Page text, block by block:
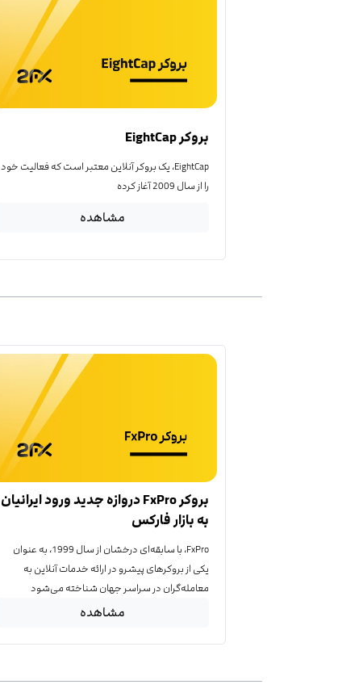
بروکر EightCap
EightCap، یک بروکر آنلاین معتبر است که فعالیت خود
را از سال 2009 آغاز کرده
مشاهده
بروکر FxPro دروازه جدید ورود ایرانیان
به بازار فارکس
FxPro، با سابقه‌ای درخشان از سال 1999، به عنوان
یکی از بروکرهای پیشرو در ارائه خدمات آنلاین به
معامله‌گران در سراسر جهان شناخته می‌شود
مشاهده